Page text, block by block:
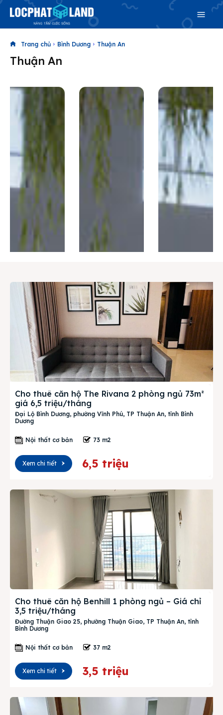
Search
Phiên bản cập nhật V3
& tìm kiếm nhanh chóng hơn
Trang chủ
Dự án
Mua bán
Cho thuê
Thị trường
Search
Trang chủ Bình Dương Thuận An
Thuận An
Cho thuê căn hộ The Rivana 2 phòng ngủ 73m²
giá 6,5 triệu/tháng
Đại Lộ Bình Dương, phường Vĩnh Phú, TP Thuận An, tỉnh Bình
Dương
Nội thất cơ bản 73 m2
Xem chi tiết 6,5 triệu
Cho thuê căn hộ Benhill 1 phòng ngủ – Giá chỉ
3,5 triệu/tháng
Đường Thuận Giao 25, phường Thuận Giao, TP Thuận An, tỉnh
Bình Dương
Nội thất cơ bản 37 m2
Xem chi tiết 3,5 triệu